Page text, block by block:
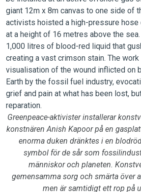
Greenpeace-aktivister installerar
konstnären Anish Kapoor på en
enorma duken dränktes i en
symbol för de sår som
människor och planeten.
gemensamma sorg och smärta över
men är samtidigt ett rop på